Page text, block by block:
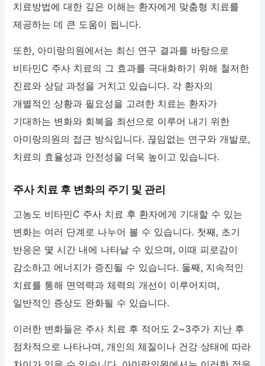
치료방법에 대한 깊은 이해는 환자에게 맞춤형 치료를
제공하는 데 큰 도움이 됩니다.
또한, 아미랑의원에서는 최신 연구 결과를 바탕으로
비타민C 주사 치료의 그 효과를 극대화하기 위해 철저한
진료와 상담 과정을 거치고 있습니다. 각 환자의
개별적인 상황과 필요성을 고려한 치료는 환자가
기대하는 변화와 회복을 최선으로 이루어 내기 위한
아미랑의원의 접근 방식입니다. 끊임없는 연구와 개발로,
치료의 효율성과 안전성을 더욱 높이고 있습니다.
주사 치료 후 변화의 주기 및 관리
고농도 비타민C 주사 치료 후 환자에게 기대할 수 있는
변화는 여러 단계로 나누어 볼 수 있습니다. 첫째, 초기
반응은 몇 시간 내에 나타날 수 있으며, 이때 피로감이
감소하고 에너지가 증진될 수 있습니다. 둘째, 지속적인
치료를 통해 면역력과 체력의 개선이 이루어지며,
일반적인 증상도 완화될 수 있습니다.
이러한 변화들은 주사 치료 후 적어도 2~3주가 지난 후
점차적으로 나타나며, 개인의 체질이나 건강 상태에 따라